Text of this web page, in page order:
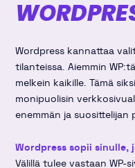
Wordpress kannattaa
tilanteissa. Aiemmin
melkein kaikille. Tämä
monipuolisin
enemmän ja suosittelijan
Wordpress sopii sinulle,
Välillä tulee vastaan WP-